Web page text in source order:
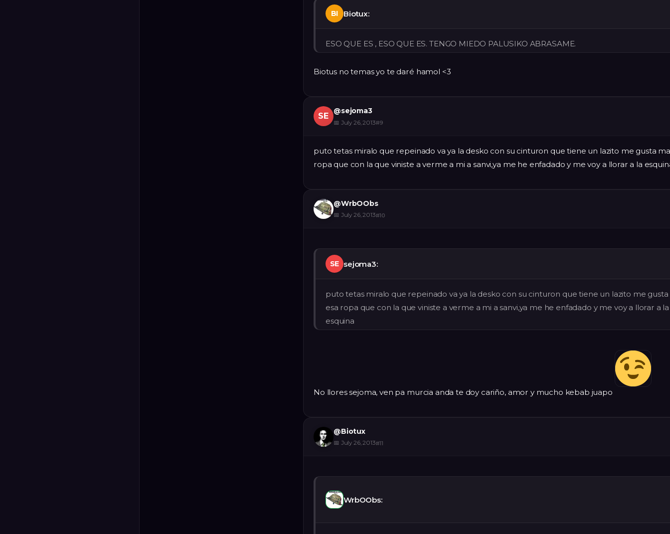
BI Biotux:
ESO QUE ES , ESO QUE ES. TENGO MIEDO PALUSIKO ABRASAME.
Biotus no temas yo te daré hamol <3
SE
@sejoma3
📅 July 26, 2013#9
puto tetas miralo que repeinado va ya la desko con su cinturon que tiene un lazito me gusta
ropa que con la que viniste a verme a mi a sanvi,ya me he enfadado y me voy a llorar a la
@WrbOObs
📅 July 26, 2013#10
SE sejoma3:
puto tetas miralo que repeinado va ya la desko con su cinturon que tiene un lazito me gusta
esa ropa que con la que viniste a verme a mi a sanvi,ya me he enfadado y me voy a llorar a la
esquina
No llores sejoma, ven pa murcia anda te doy cariño, amor y mucho kebab juapo
@Biotux
📅 July 26, 2013#11
WrbOObs: